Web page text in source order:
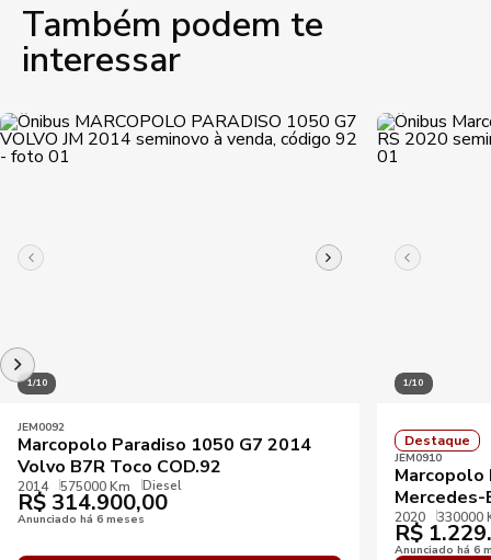
Também podem te
interessar
1/10
JEM0092
Marcopolo Paradiso 1050 G7 2014
Volvo B7R Toco COD.92
2014 575000 Km Diesel
R$ 314.900,00
Anunciado há 6 meses
1/10
Destaque
JEM0910
Marcopolo
Mercedes-
2020 330000
R$
Anunciado há 6